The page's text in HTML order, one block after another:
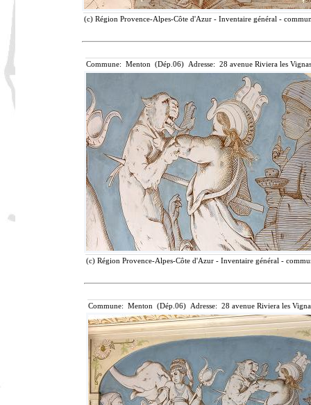
(c) Région Provence-Alpes-Côte d'Azur - Inventaire général -
Commune: Menton (Dép.06) Adresse: 28 avenue Riviera les
(c) Région Provence-Alpes-Côte d'Azur - Inventaire général -
Commune: Menton (Dép.06) Adresse: 28 avenue Riviera les